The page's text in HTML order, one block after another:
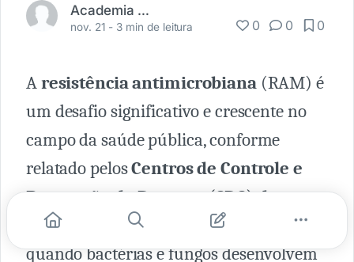
Academia Médica
nov. 21 - 3 min de leitura 0 0 0
Aresistência antimicrobiana(RAM) é
um desafio significativo e crescente no
campo da saúde pública, conforme
relatado pelosCentros de Controle e
Prevenção de Doenças (CDC) dos
Estados Unidos.
Este fenômeno ocorre
quando bactérias e fungos desenvolvem